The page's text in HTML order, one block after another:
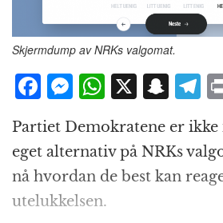
Skjermdump av NRKs valgomat.
F
a
c
e
b
o
M
e
ss
e
n
g
W
h
at
s
A
p
X S
a
p
c
T
e
g
r
Partiet Demokratene er
eget alternativ på NRKs
nå hvordan de best kan
utelukkelsen.